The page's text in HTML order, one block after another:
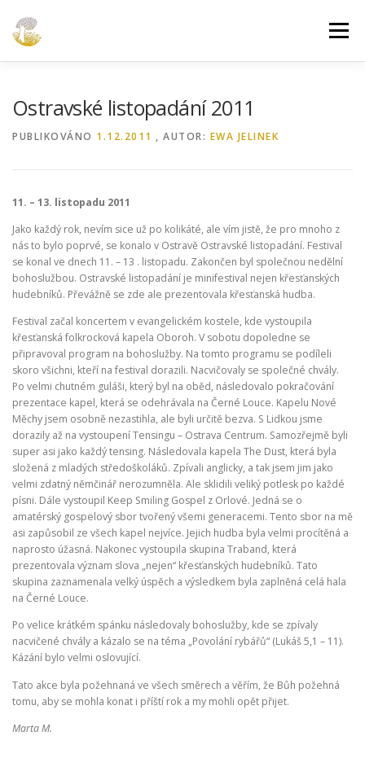
obsah
Menu
Ostravské listopadání 2011
PUBLIKOVÁNO 1.12.2011 , AUTOR: EWA JELINEK
11. – 13. listopadu 2011
Jako každý rok, nevím sice už po kolikáté, ale vím jistě, že pro mnoho z
nás to bylo poprvé, se konalo v Ostravě Ostravské listopadání. Festival
se konal ve dnech 11. – 13 . listopadu. Zakončen byl společnou nedělní
bohoslužbou. Ostravské listopadání je minifestival nejen křesťanských
hudebníků. Převážně se zde ale prezentovala křesťanská hudba.
Festival začal koncertem v evangelickém kostele, kde vystoupila
křesťanská folkrocková kapela Oboroh. V sobotu dopoledne se
připravoval program na bohoslužby. Na tomto programu se podíleli
skoro všichni, kteří na festival dorazili. Nacvičovaly se společné chvály.
Po velmi chutném guláši, který byl na oběd, následovalo pokračování
prezentace kapel, která se odehrávala na Černé Louce. Kapelu Nové
Měchy jsem osobně nezastihla, ale byli určitě bezva. S Lidkou jsme
dorazily až na vystoupení Tensingu – Ostrava Centrum. Samozřejmě byli
super asi jako každý tensing. Následovala kapela The Dust, která byla
složená z mladých středoškoláků. Zpívali anglicky, a tak jsem jim jako
velmi zdatný němčinář nerozumněla. Ale sklidili veliký potlesk po každé
písni. Dále vystoupil Keep Smiling Gospel z Orlové. Jedná se o
amatérský gospelový sbor tvořený všemi generacemi. Tento sbor na mě
asi zapůsobil ze všech kapel nejvíce. Jejich hudba byla velmi procítěná a
naprosto úžasná. Nakonec vystoupila skupina Traband, která
prezentovala význam slova „nejen“ křesťanských hudebníků. Tato
skupina zaznamenala velký úspěch a výsledkem byla zaplněná celá hala
na Černé Louce.
Po velice krátkém spánku následovaly bohoslužby, kde se zpívaly
nacvičené chvály a kázalo se na téma „Povolání rybářů“ (Lukáš 5,1 – 11).
Kázání bylo velmi oslovující.
Tato akce byla požehnaná ve všech směrech a věřím, že Bůh požehná
tomu, aby se mohla konat i příští rok a my mohli opět přijet.
Marta M.